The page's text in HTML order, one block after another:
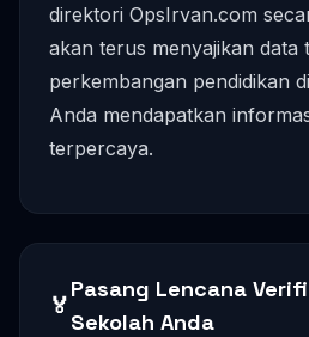
direktori OpsIrvan.com
akan terus menyajikan data
perkembangan pendidikan
Anda mendapatkan
terpercaya.
🏅
Pasang Lencana
Sekolah Anda